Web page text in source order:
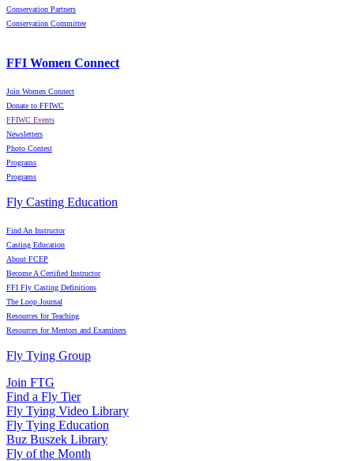
Conservation Partners
Conservation Committee
FFI Women Connect
Join Women Connect
Donate to FFIWC
FFIWC Events
Newsletters
Photo Contest
Programs
Programs
Fly Casting Education
Find An Instructor
Casting Education
About FCEP
Become A Certified Instructor
FFI Fly Casting Definitions
The Loop Journal
Resources for Teaching
Resources for Mentors and Examiners
Fly Tying Group
Join FTG
Find a Fly Tier
Fly Tying Video Library
Fly Tying Education
Buz Buszek Library
Fly of the Month